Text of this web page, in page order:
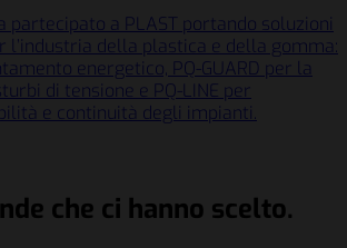
partecipato a PLAST portando soluzioni
l’industria della plastica e della gomma:
energetico, PQ-GUARD per la
di tensione e PQ-LINE per
e continuità degli impianti.
che ci hanno scelto.